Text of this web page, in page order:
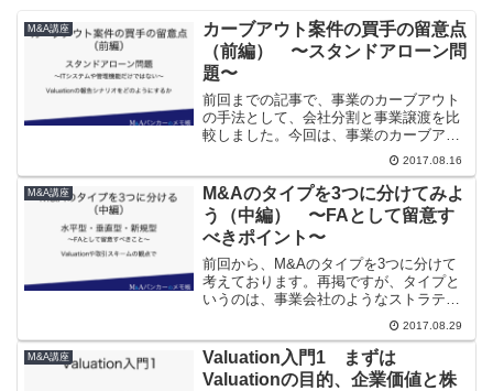
M&A講座
カーブアウト案件の買手の留意点
（前編） 〜スタンドアローン問
題〜
前回までの記事で、事業のカーブアウト
の手法として、会社分割と事業譲渡を比
較しました。今回は、事業のカーブアウ
トを受ける側、すなわち事業の買手のFA
として起用された場合を想定して、買手
目線ではどのような点に留意しておくべ
きか見ていきたいと思い...
2017.08.16
M&A講座
M&Aのタイプを3つに分けてみよ
う（中編） 〜FAとして留意す
べきポイント〜
前回から、M&Aのタイプを3つに分けて
考えております。再掲ですが、タイプと
いうのは、事業会社のようなストラテジ
ックバイヤーがM&Aに取り組む目的のこ
とで、 水平型M&A（スケールメリットの
享受） 垂直型M&A（バリューチェーンの
強化・統合）...
2017.08.29
M&A講座
Valuation入門1 まずは
Valuationの目的、企業価値と株